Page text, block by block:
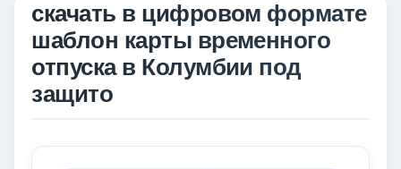
скачать в цифровом формате
шаблон карты временного
отпуска в Колумбии под
защито